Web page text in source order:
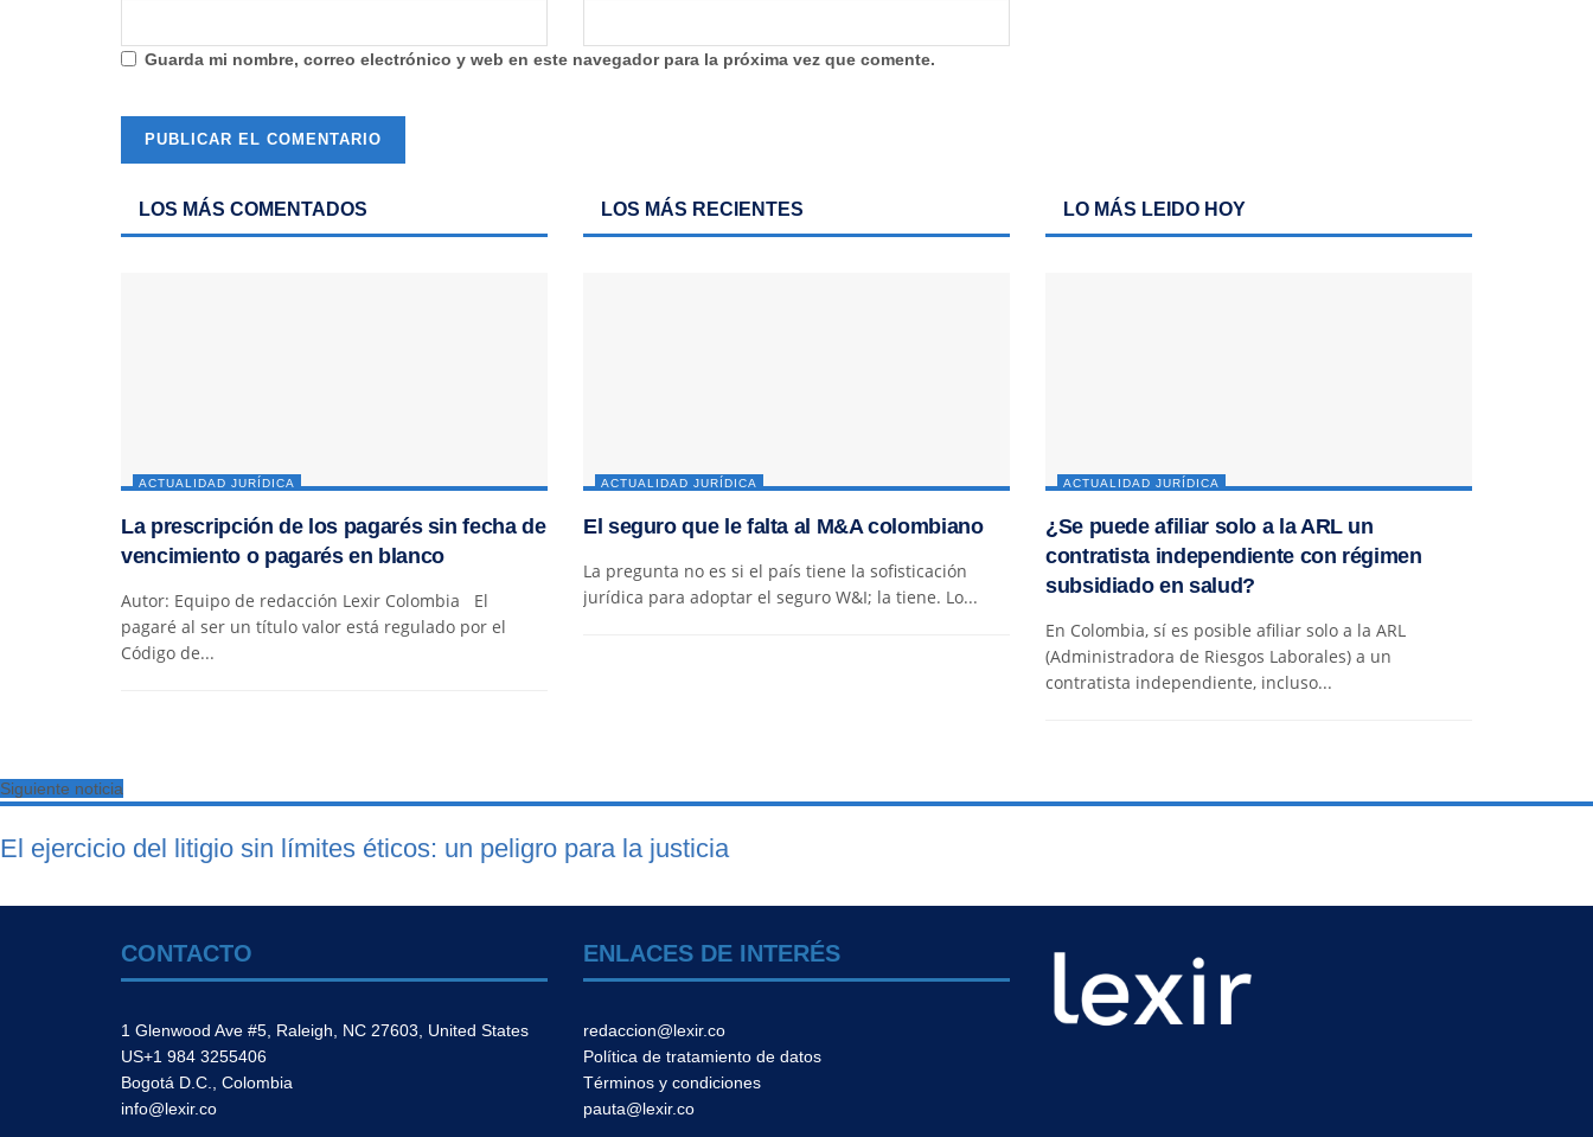
Guarda mi nombre, correo electrónico y web en este navegador para la próxima vez que comente.
LOS MÁS COMENTADOS
ACTUALIDAD JURÍDICA
La prescripción de los pagarés sin fecha de
vencimiento o pagarés en blanco
Autor: Equipo de redacción Lexir Colombia El
pagaré al ser un título valor está regulado por el
Código de...
LOS MÁS RECIENTES
ACTUALIDAD JURÍDICA
El seguro que le falta al M&A colombiano
La pregunta no es si el país tiene la sofisticación
jurídica para adoptar el seguro W&I; la tiene. Lo...
LO MÁS LEIDO HOY
ACTUALIDAD JURÍDICA
¿Se puede afiliar solo a la ARL un
contratista independiente con régimen
subsidiado en salud?
En Colombia, sí es posible afiliar solo a la ARL
(Administradora de Riesgos Laborales) a un
contratista independiente, incluso...
Siguiente noticia
El ejercicio del litigio sin límites éticos: un peligro para la justicia
CONTACTO
1 Glenwood Ave #5, Raleigh, NC 27603, United States
US+1 984 3255406
Bogotá D.C., Colombia
info@lexir.co
ENLACES DE INTERÉS
redaccion@lexir.co
Política de tratamiento de datos
Términos y condiciones
pauta@lexir.co